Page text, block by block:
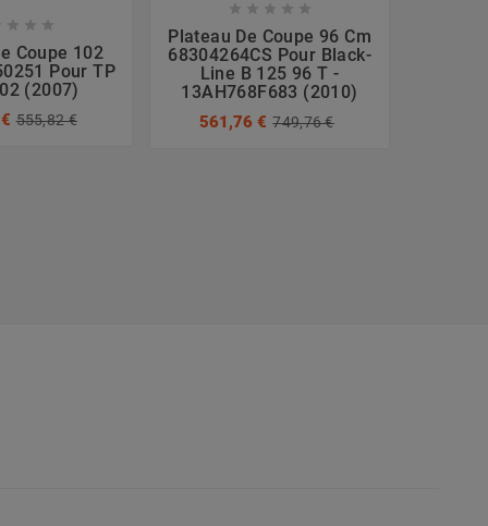
  
Coupe 102
Pour TP
(2007)
555,82 €
    
Plateau De Coupe 96 Cm
68304264CS Pour Black-
Line B 125 96 T -
13AH768F683 (2010)
561,76 € 749,76 €